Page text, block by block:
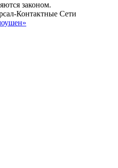
законом.
Контактные Сети